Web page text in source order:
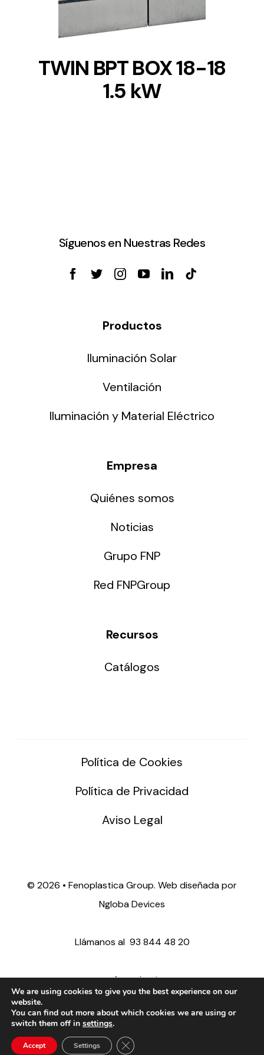
TWIN BPT BOX 18-18
1.5 kW
Síguenos en Nuestras Redes
Productos
Iluminación Solar
Ventilación
Iluminación y Material Eléctrico
Empresa
Quiénes somos
Noticias
Grupo FNP
Red FNPGroup
Recursos
Catálogos
Política de Cookies
Política de Privacidad
Aviso Legal
© 2026 • Fenoplastica Group. Web diseñada por
Ngloba Devices
Llámanos al 93 844 48 20
ventas@fenoplastica.com
export@fenoplastica.com
We are using cookies to give you the best experience on our
website.
You can find out more about which cookies we are using or
switch them off in settings.
Accept Settings Close GDPR Cookie Banner